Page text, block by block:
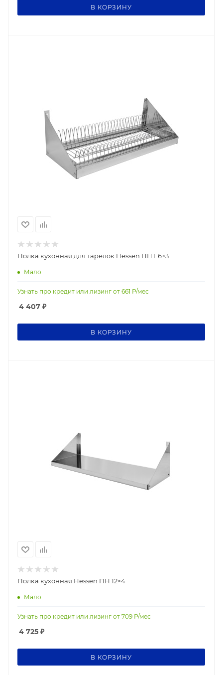
В КОРЗИНУ
Полка кухонная для тарелок Hessen ПНТ 6×3
Мало
Узнать про кредит или лизинг от 661 Р/мес
4 407 ₽
В КОРЗИНУ
Полка кухонная Hessen ПН 12×4
Мало
Узнать про кредит или лизинг от 709 Р/мес
4 725 ₽
В КОРЗИНУ